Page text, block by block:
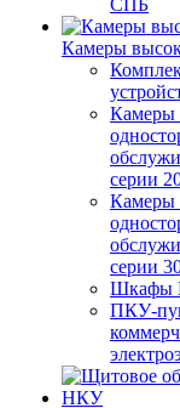
СПБ
Камеры
Камеры
серии
Камеры
серии
ПКУ-